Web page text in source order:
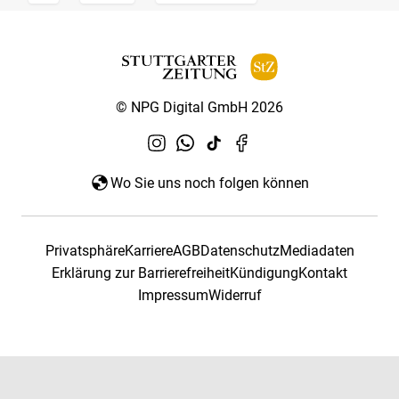
© NPG Digital GmbH 2026
Wo Sie uns noch folgen können
PrivatsphäreKarriereAGBDatenschutzMediadaten
Erklärung zur BarrierefreiheitKündigungKontakt
ImpressumWiderruf